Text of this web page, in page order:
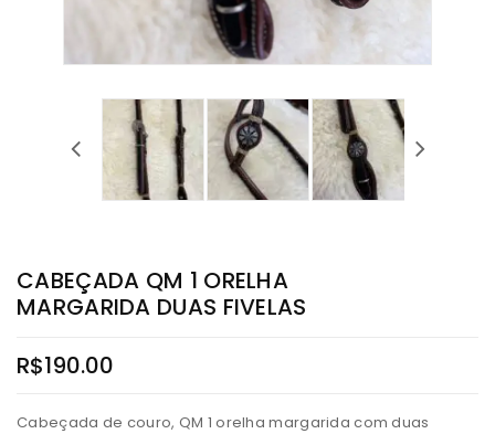
CABEÇADA QM 1 ORELHA
MARGARIDA DUAS FIVELAS
R$190.00
Cabeçada de couro, QM 1 orelha margarida com duas